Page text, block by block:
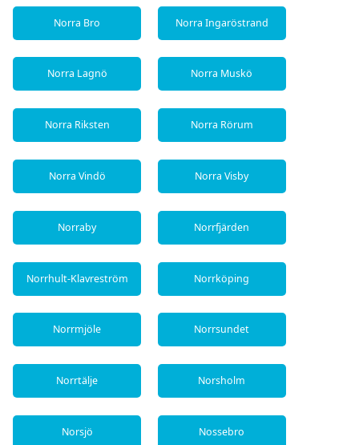
Norra Bro Norra Ingaröstrand
Norra Lagnö Norra Muskö
Norra Riksten Norra Rörum
Norra Vindö Norra Visby
Norraby Norrfjärden
Norrhult-Klavreström Norrköping
Norrmjöle Norrsundet
Norrtälje Norsholm
Norsjö Nossebro